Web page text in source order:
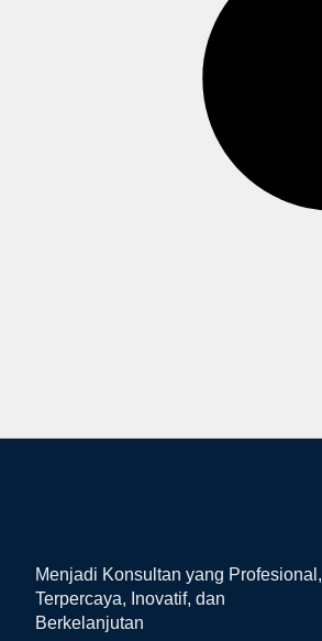
Menjadi Konsultan yang Profesional,
Terpercaya, Inovatif, dan
Berkelanjutan